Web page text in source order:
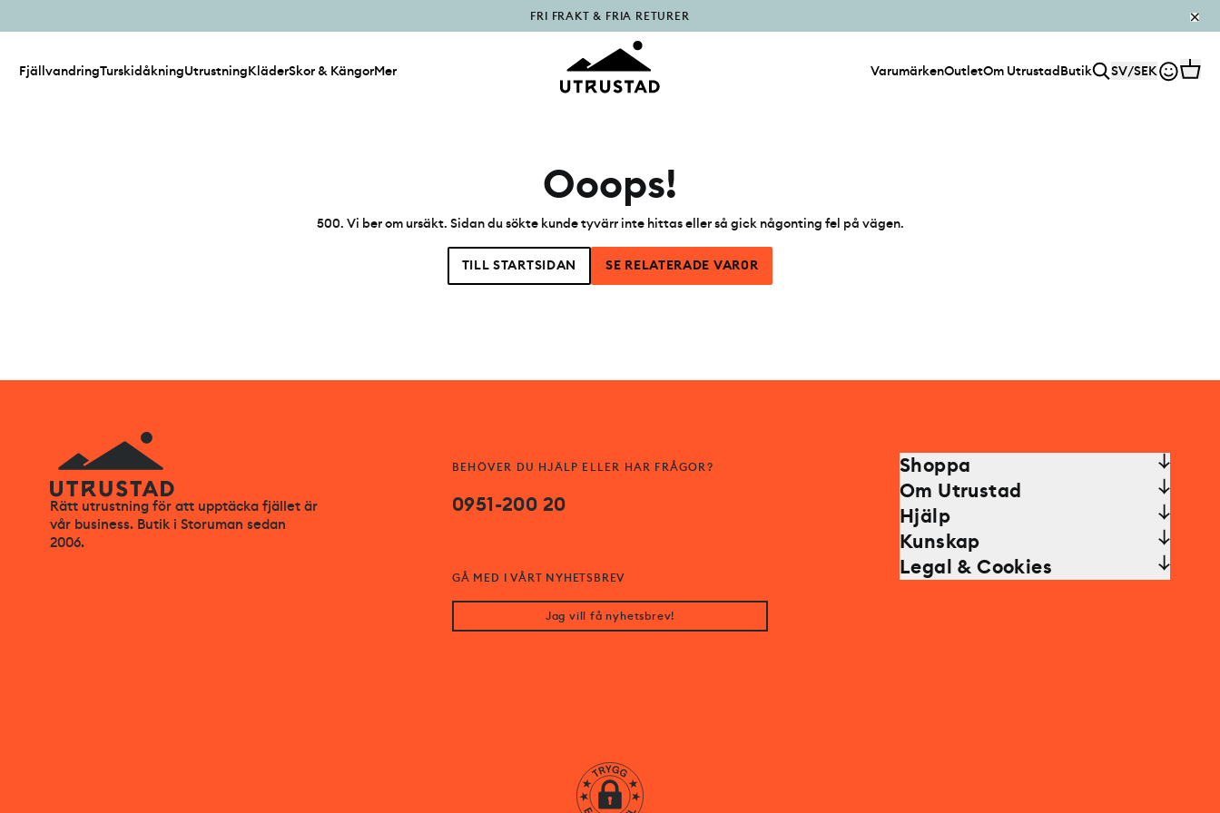
FRI FRAKT & FRIA RETURER
PÅFYLLT I OUTLET
FjällvandringTurskidåkningUtrustningKläderSkor & KängorMer VarumärkenOutletOm UtrustadButik SV/SEK
Ooops!
500. Vi ber om ursäkt. Sidan du sökte kunde tyvärr inte hittas eller så gick någonting fel på vägen.
TILL STARTSIDAN SE RELATERADE VAR0R
Rätt utrustning för att upptäcka fjället är
vår business. Butik i Storuman sedan
2006.
BEHÖVER DU HJÄLP ELLER HAR FRÅGOR?
0951-200 20
GÅ MED I VÅRT NYHETSBREV
Jag vill få nyhetsbrev!
Shoppa
Om Utrustad
Hjälp
Kunskap
Legal & Cookies